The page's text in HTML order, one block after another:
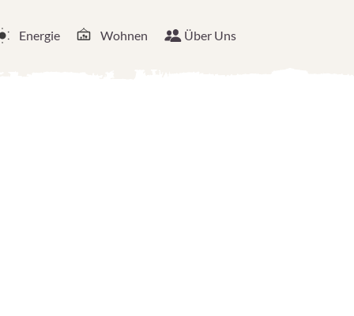
Energie Wohnen Über Uns